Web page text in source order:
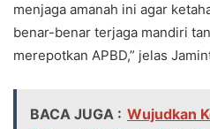
menjaga amanah ini agar
benar-benar terjaga mandiri
merepotkan APBD,” jelas
BACA JUGA : Wujudkan